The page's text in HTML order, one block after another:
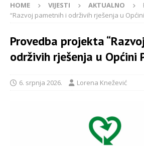
HOME VIJESTI AKTUALNO
“Razvoj pametnih i održivih rješenja u
Provedba projekta
održivih rješenja u Općini
6. srpnja 2026. Lorena Knežević